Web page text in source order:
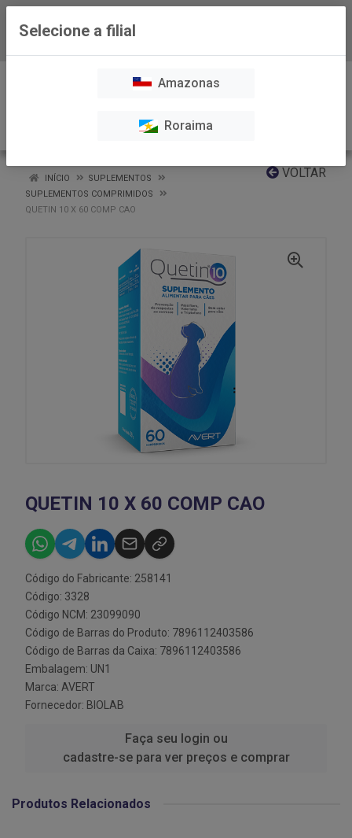
VOLTAR
INÍCIO
SUPLEMENTOS
SUPLEMENTOS COMPRIMIDOS
QUETIN 10 X 60 COMP CAO
QUETIN 10 X 60 COMP CAO
Código do Fabricante: 258141
Código: 3328
Código NCM: 23099090
Código de Barras do Produto: 7896112403586
Código de Barras da Caixa: 7896112403586
Embalagem: UN1
Marca: AVERT
Fornecedor: BIOLAB
Faça seu login ou
cadastre-se para ver preços e comprar
Produtos Relacionados
Selecione a filial
Amazonas
Roraima